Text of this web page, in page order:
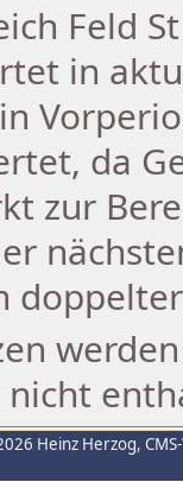
Feld
in
da
zur
Heinz Herzog,